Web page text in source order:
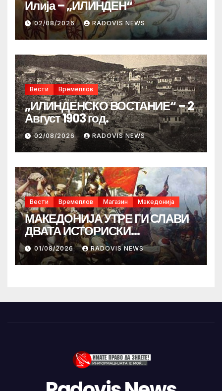
Илија – „ИЛИНДЕН“
02/08/2026 RADOVIS NEWS
Вести Времеплов
„ИЛИНДЕНСКО ВОСТАНИЕ“ – 2
Август 1903 год.
02/08/2026 RADOVIS NEWS
Вести Времеплов Магазин Македонија
МАКЕДОНИЈА УТРЕ ГИ СЛАВИ
ДВАТА ИСТОРИСКИ
ИЛИНДЕНА!
01/08/2026 RADOVIS NEWS